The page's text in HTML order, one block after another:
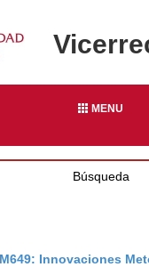
MENU
Búsqueda
Innovaciones